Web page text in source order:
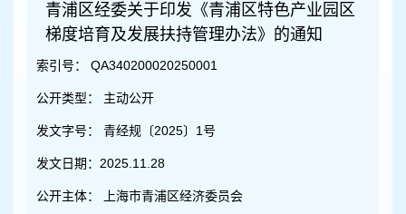
青浦区经委关于印发《青浦区特色产业园区
梯度培育及发展扶持管理办法》的通知
索引号： QA340200020250001
公开类型： 主动公开
发文字号： 青经规〔2025〕1号
发文日期： 2025.11.28
公开主体： 上海市青浦区经济委员会